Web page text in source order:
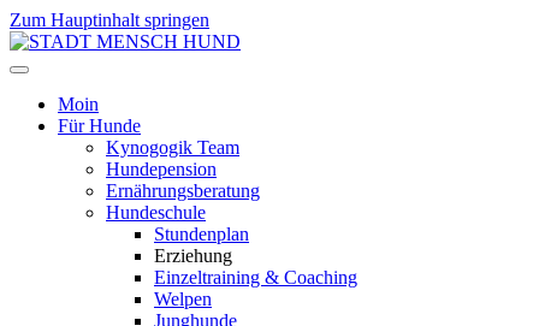
Zum Hauptinhalt springen
Moin
Für Hunde
Kynogogik Team
Hundepension
Ernährungsberatung
Hundeschule
Stundenplan
Erziehung
Einzeltraining & Coaching
Welpen
Junghunde